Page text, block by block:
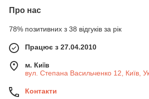
Про нас
78% позитивних з 38 відгуків за рік
Працює з 27.04.2010
м. Київ
вул. Степана Васильченко 12, Київ,
Контакти